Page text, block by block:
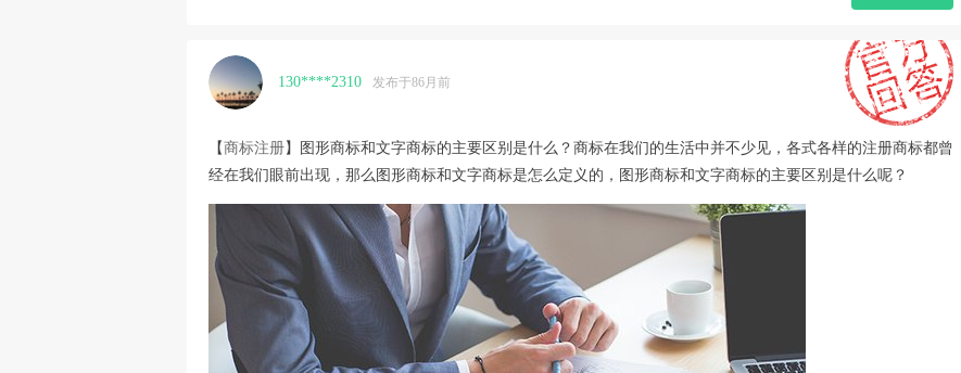
130****2310 发布于86月前
【商标注册】图形商标和文字商标的主要区别是什么？商标在我们的生活中并不少见，各式各样的注册商标都曾
经在我们眼前出现，那么图形商标和文字商标是怎么定义的，图形商标和文字商标的主要区别是什么呢？